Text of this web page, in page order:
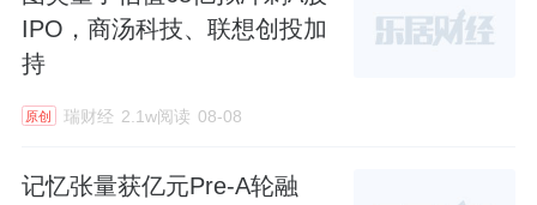
IPO，商汤科技、联想创投加
持
原创 瑞财经 2.1w阅读 08-08
记忆张量获亿元Pre-A轮融